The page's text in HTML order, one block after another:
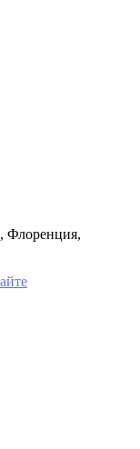
Флоренция,